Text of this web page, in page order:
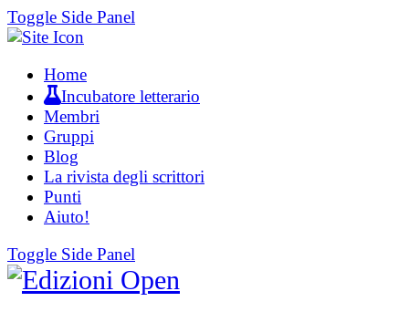
Toggle Side Panel
Home
Incubatore letterario
Membri
Gruppi
Blog
La rivista degli scrittori
Punti
Aiuto!
Toggle Side Panel